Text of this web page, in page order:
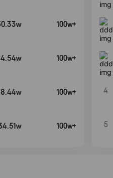
100w+
100w+
100w+
100w+
4
5